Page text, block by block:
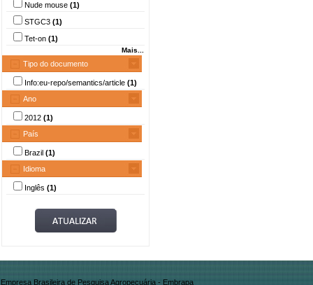
Nude mouse (1)
STGC3 (1)
Tet-on (1)
Mais...
Tipo do documento
Info:eu-repo/semantics/article (1)
Ano
2012 (1)
País
Brazil (1)
Idioma
Inglês (1)
Empresa Brasileira de Pesquisa Agropecuária - Embrapa